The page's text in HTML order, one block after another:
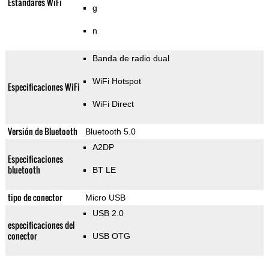
g
n
Especificaciones WiFi
Banda de radio dual
WiFi Hotspot
WiFi Direct
Versión de Bluetooth Bluetooth 5.0
Especificaciones
bluetooth
A2DP
BT LE
tipo de conector Micro USB
especificaciones del
conector
USB 2.0
USB OTG